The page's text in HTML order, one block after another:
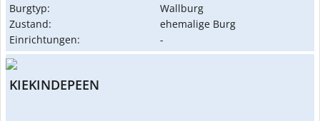
Burgtyp:
Wallburg
Zustand:
ehemalige Burg
Einrichtungen:
-
KIEKINDEPEEN